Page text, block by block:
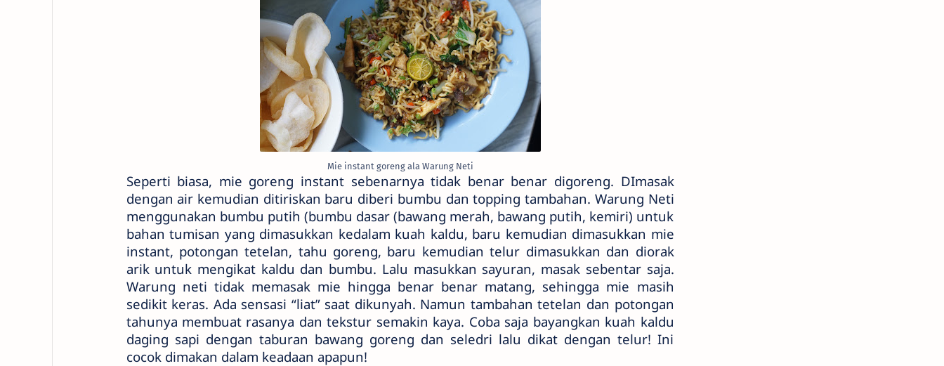
Mie instant goreng ala Warung Neti
Seperti biasa, mie goreng instant sebenarnya tidak benar benar digoreng. DImasak
dengan air kemudian ditiriskan baru diberi bumbu dan topping tambahan. Warung Neti
menggunakan bumbu putih (bumbu dasar (bawang merah, bawang putih, kemiri) untuk
bahan tumisan yang dimasukkan kedalam kuah kaldu, baru kemudian dimasukkan mie
instant, potongan tetelan, tahu goreng, baru kemudian telur dimasukkan dan diorak
arik untuk mengikat kaldu dan bumbu. Lalu masukkan sayuran, masak sebentar saja.
Warung neti tidak memasak mie hingga benar benar matang, sehingga mie masih
sedikit keras. Ada sensasi “liat” saat dikunyah. Namun tambahan tetelan dan potongan
tahunya membuat rasanya dan tekstur semakin kaya. Coba saja bayangkan kuah kaldu
daging sapi dengan taburan bawang goreng dan seledri lalu dikat dengan telur! Ini
cocok dimakan dalam keadaan apapun!